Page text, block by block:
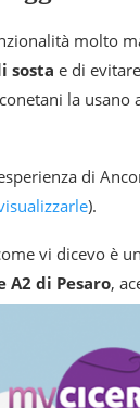
molto
sosta e di
la
di
).
vi dicevo è
A2 di Pesaro,